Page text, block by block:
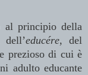
al principio della
dell’educére, del
prezioso di cui è
adulto educante